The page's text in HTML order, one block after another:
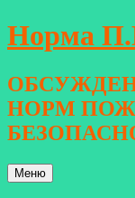
Перейти
к
Норма
НОРМ
Меню